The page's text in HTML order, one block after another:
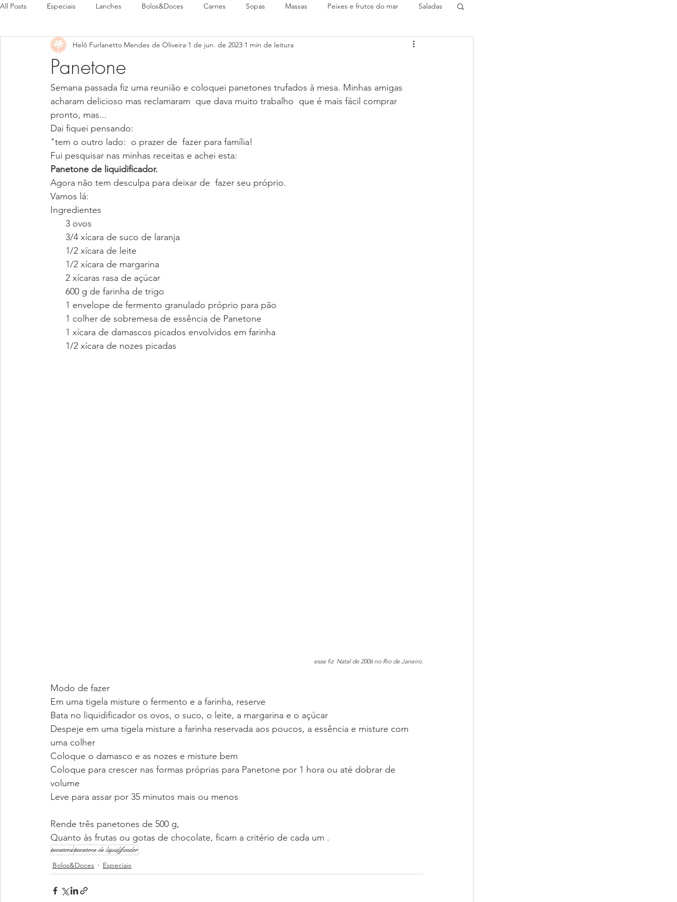
All Posts Especiais Lanches Bolos&Doces Carnes Sopas Massas Peixes e frutos do mar Saladas
Pratos Típicos
Panetone
Helô Furlanetto Mendes de Oliveira 1 de jun. de 2023 1 min de leitura
Semana passada fiz uma reunião e coloquei panetones trufados à mesa. Minhas amigas
acharam delicioso mas reclamaram  que dava muito trabalho  que é mais fácil comprar
pronto, mas...
Dai fiquei pensando:
"tem o outro lado:  o prazer de  fazer para família!
Fui pesquisar nas minhas receitas e achei esta:
Panetone de liquidificador.
Agora não tem desculpa para deixar de  fazer seu próprio.
Vamos lá:
Ingredientes
      3 ovos
      3/4 xícara de suco de laranja
      1/2 xícara de leite
      1/2 xícara de margarina
      2 xícaras rasa de açúcar
      600 g de farinha de trigo
      1 envelope de fermento granulado próprio para pão
      1 colher de sobremesa de essência de Panetone
      1 xícara de damascos picados envolvidos em farinha
      1/2 xícara de nozes picadas
esse fiz  Natal de 2006 no Rio de Janeiro.
Modo de fazer
Em uma tigela misture o fermento e a farinha, reserve
Bata no liquidificador os ovos, o suco, o leite, a margarina e o açúcar
Despeje em uma tigela misture a farinha reservada aos poucos, a essência e misture com
uma colher
Coloque o damasco e as nozes e misture bem
Coloque para crescer nas formas próprias para Panetone por 1 hora ou até dobrar de
volume
Leve para assar por 35 minutos mais ou menos
Rende três panetones de 500 g,
Quanto às frutas ou gotas de chocolate, ficam a critério de cada um .
panetonepanetone de liquidificador
Bolos&Doces
Especiais